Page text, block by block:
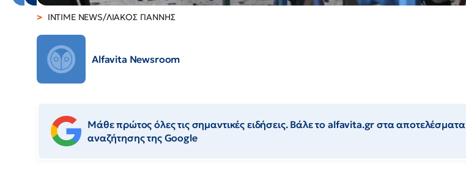
INTIME NEWS/ΛΙΑΚΟΣ ΓΙΑΝΝΗΣ
Alfavita Newsroom
Μάθε πρώτος όλες τις σημαντικές ειδήσεις. Βάλε το alfavita.gr στα αποτελέσματα
αναζήτησης της Google